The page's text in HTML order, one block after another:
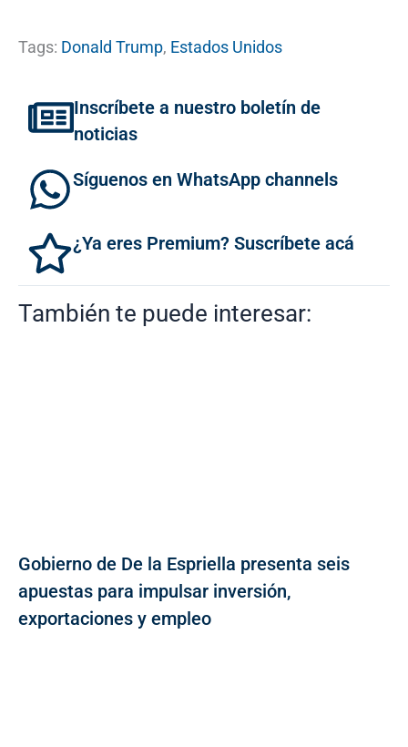
Tags: Donald Trump, Estados Unidos
Inscríbete a nuestro boletín de
noticias
Síguenos en WhatsApp channels
¿Ya eres Premium? Suscríbete acá
También te puede interesar:
Gobierno de De la Espriella presenta seis
apuestas para impulsar inversión,
exportaciones y empleo